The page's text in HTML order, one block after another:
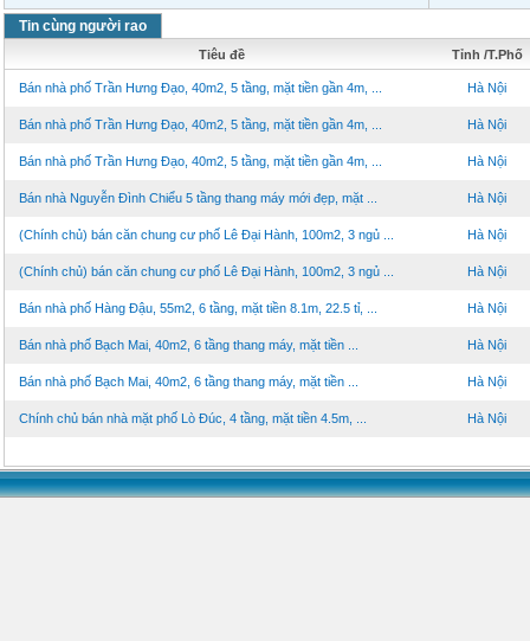
Tin cùng người rao
Tiêu đề Tỉnh /T.Phố
Bán nhà phố Trần Hưng Đạo, 40m2, 5 tầng, mặt tiền gần 4m, ... Hà Nội
Bán nhà phố Trần Hưng Đạo, 40m2, 5 tầng, mặt tiền gần 4m, ... Hà Nội
Bán nhà phố Trần Hưng Đạo, 40m2, 5 tầng, mặt tiền gần 4m, ... Hà Nội
Bán nhà Nguyễn Đình Chiểu 5 tầng thang máy mới đẹp, mặt ... Hà Nội
(Chính chủ) bán căn chung cư phố Lê Đại Hành, 100m2, 3 ngủ ... Hà Nội
(Chính chủ) bán căn chung cư phố Lê Đại Hành, 100m2, 3 ngủ ... Hà Nội
Bán nhà phố Hàng Đậu, 55m2, 6 tầng, mặt tiền 8.1m, 22.5 tỉ, ... Hà Nội
Bán nhà phố Bạch Mai, 40m2, 6 tầng thang máy, mặt tiền ... Hà Nội
Bán nhà phố Bạch Mai, 40m2, 6 tầng thang máy, mặt tiền ... Hà Nội
Chính chủ bán nhà mặt phố Lò Đúc, 4 tầng, mặt tiền 4.5m, ... Hà Nội